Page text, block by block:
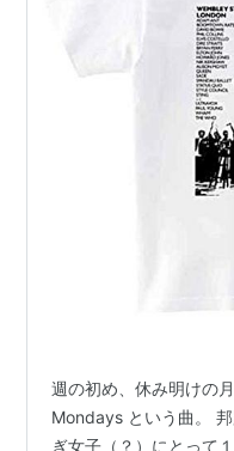
週の初め、休み明けの
Mondays という曲。
ぎ女子（？）にとって